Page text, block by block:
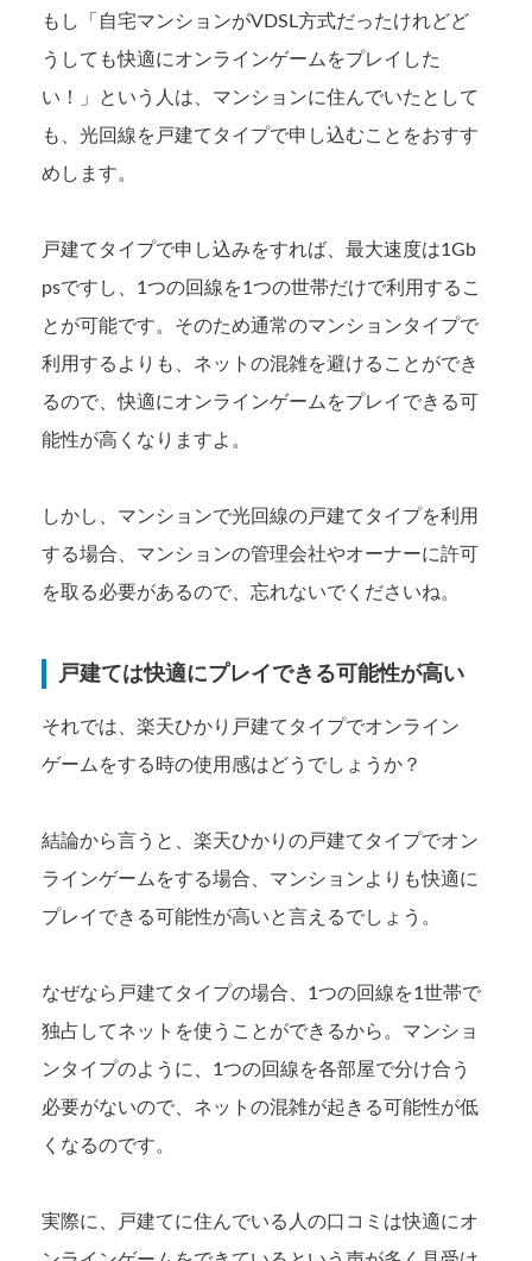
もし「自宅マンションがVDSL方式だったけれどど
うしても快適にオンラインゲームをプレイした
い！」という人は、マンションに住んでいたとして
も、光回線を戸建てタイプで申し込むことをおすす
めします。
戸建てタイプで申し込みをすれば、最大速度は1Gb
psですし、1つの回線を1つの世帯だけで利用するこ
とが可能です。そのため通常のマンションタイプで
利用するよりも、ネットの混雑を避けることができ
るので、快適にオンラインゲームをプレイできる可
能性が高くなりますよ。
しかし、マンションで光回線の戸建てタイプを利用
する場合、マンションの管理会社やオーナーに許可
を取る必要があるので、忘れないでくださいね。
戸建ては快適にプレイできる可能性が高い
それでは、楽天ひかり戸建てタイプでオンライン
ゲームをする時の使用感はどうでしょうか？
結論から言うと、楽天ひかりの戸建てタイプでオン
ラインゲームをする場合、マンションよりも快適に
プレイできる可能性が高いと言えるでしょう。
なぜなら戸建てタイプの場合、1つの回線を1世帯で
独占してネットを使うことができるから。マンショ
ンタイプのように、1つの回線を各部屋で分け合う
必要がないので、ネットの混雑が起きる可能性が低
くなるのです。
実際に、戸建てに住んでいる人の口コミは快適にオ